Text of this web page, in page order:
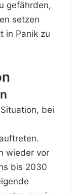
gefährden,
setzen
in Panik zu
bei
wieder vor
bis 2030